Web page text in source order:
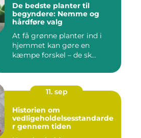
De bedste planter til
begyndere: Nemme og
hårdføre valg
At få grønne planter ind i
hjemmet kan gøre en
kæmpe forskel – de sk...
11. sep
Historien om
vedligeholdelsesstandarde
r gennem tiden